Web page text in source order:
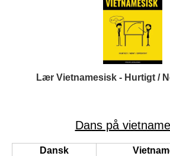
Lær Vietnamesisk - Hurtigt /
Dans på
Dansk